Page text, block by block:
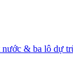
& ba lô dự